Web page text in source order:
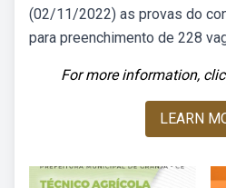
(02/11/2022) as provas do
para preenchimento de 228
For more information,
LEARN